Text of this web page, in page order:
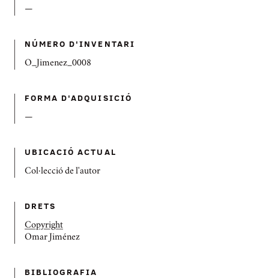
—
NÚMERO D'INVENTARI
O_Jimenez_0008
FORMA D'ADQUISICIÓ
—
UBICACIÓ ACTUAL
Col·lecció de l'autor
DRETS
Copyright
Omar Jiménez
BIBLIOGRAFIA